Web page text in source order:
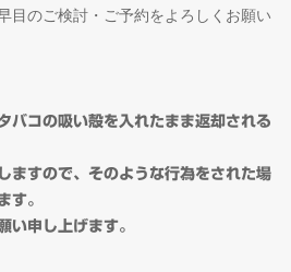
目のご検討・ご予約をよろしくお願い
バコの吸い殻を入れたまま返却される
ますので、そのような行為をされた場
す。
い申し上げます。